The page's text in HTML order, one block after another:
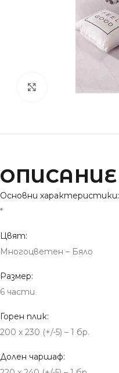
ОПИСАНИЕ
Основни характеристики:
*
Цвят:
Многоцветен – Бяло
Размер:
6 части
Горен плик:
200 x 230 (+/-5) – 1 бр.
Долен чаршаф: